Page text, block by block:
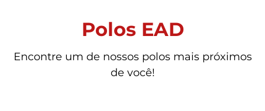
Polos EAD
Encontre um de nossos polos mais próximos
de você!